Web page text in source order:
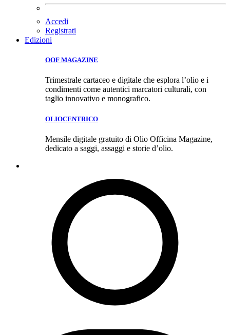
Accedi
Registrati
Edizioni
OOF MAGAZINE
Trimestrale cartaceo e digitale che esplora l’olio e i
condimenti come autentici marcatori culturali, con
taglio innovativo e monografico.
OLIOCENTRICO
Mensile digitale gratuito di Olio Officina Magazine,
dedicato a saggi, assaggi e storie d’olio.